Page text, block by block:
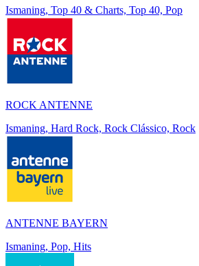
Ismaning, Top 40 & Charts, Top 40, Pop
ROCK ANTENNE
Ismaning, Hard Rock, Rock Clássico, Rock
ANTENNE BAYERN
Ismaning, Pop, Hits